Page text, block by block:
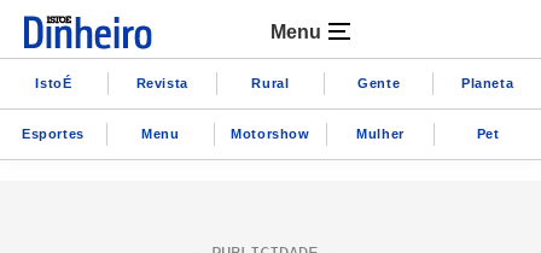
Menu
IstoÉ Revista Rural Gente Planeta
Esportes Menu Motorshow Mulher Pet